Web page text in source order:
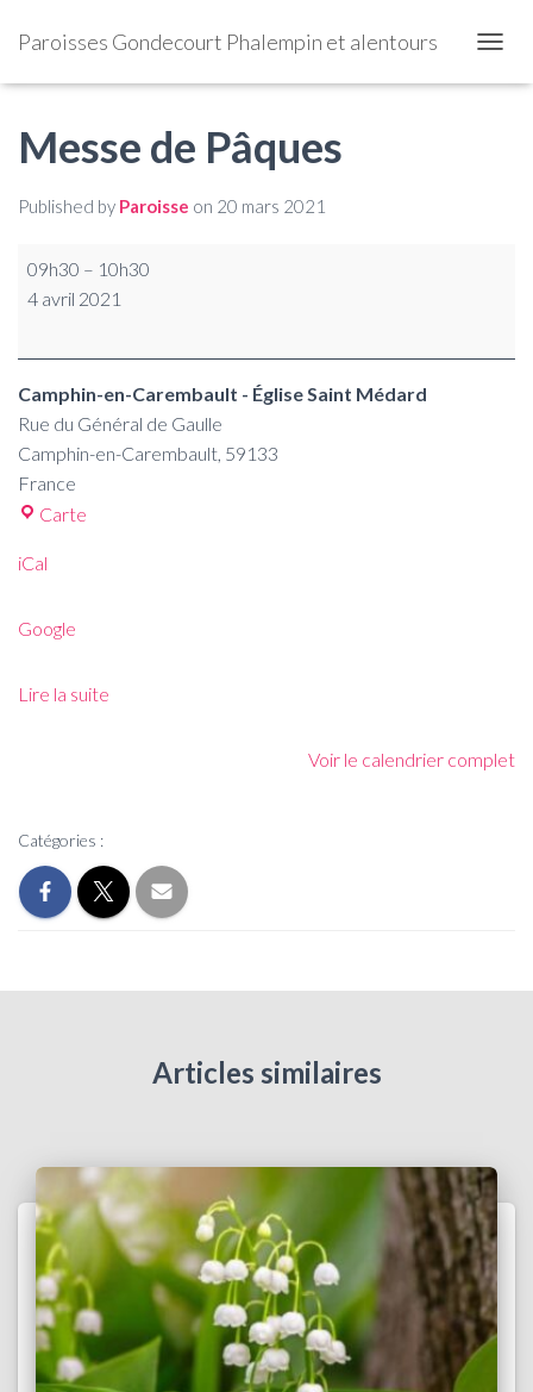
Paroisses Gondecourt Phalempin et alentours
Messe de Pâques
Published by Paroisse on 20 mars 2021
09h30 – 10h30
4 avril 2021
Camphin-en-Carembault - Église Saint Médard
Rue du Général de Gaulle
Camphin-en-Carembault, 59133
France
Carte
iCal
Google
Lire la suite
Voir le calendrier complet
Catégories :
Articles similaires